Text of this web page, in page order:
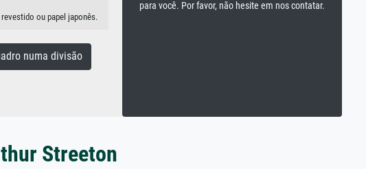
ou papel japonês.
numa divisão
para você. Por favor, não hesite em nos contatar.
Streeton